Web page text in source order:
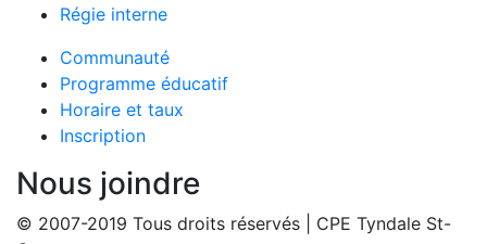
Régie interne
Communauté
Programme éducatif
Horaire et taux
Inscription
Nous joindre
© 2007-2019 Tous droits réservés | CPE Tyndale St-